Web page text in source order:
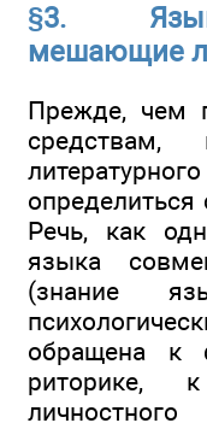
§3.
мешающие
Прежде, чем
определиться
Речь, как
языка
(знание
обращена к
риторике,